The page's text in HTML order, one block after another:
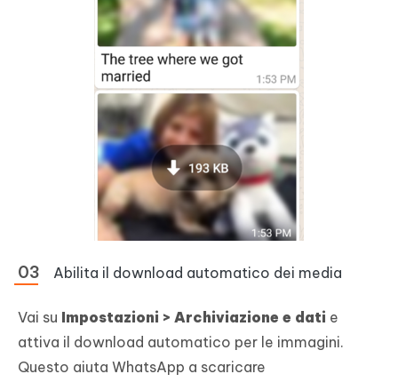
Abilita il download automatico dei media
Vai su Impostazioni > Archiviazione e dati e
attiva il download automatico per le immagini.
Questo aiuta WhatsApp a scaricare